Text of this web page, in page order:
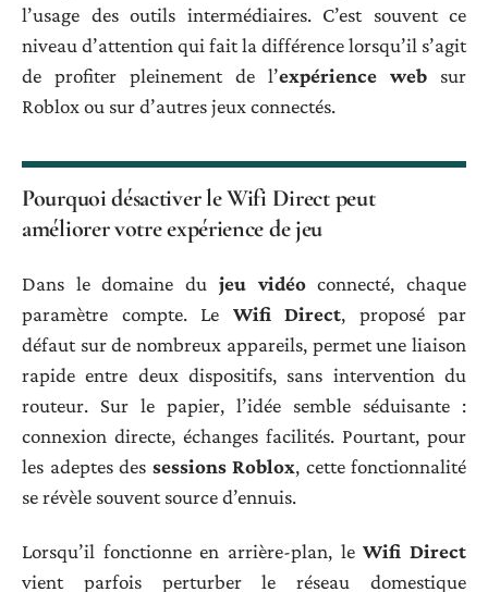
l’usage des outils intermédiaires. C’est souvent ce
niveau d’attention qui fait la différence lorsqu’il s’agit
de profiter pleinement de l’expérience web sur
Roblox ou sur d’autres jeux connectés.
Pourquoi désactiver le Wifi Direct peut
améliorer votre expérience de jeu
Dans le domaine du jeu vidéoconnecté, chaque
paramètre compte. Le Wifi Direct, proposé par
défaut sur de nombreux appareils, permet une liaison
rapide entre deux dispositifs, sans intervention du
routeur. Sur le papier, l’idée semble séduisante :
connexion directe, échanges facilités. Pourtant, pour
les adeptes des sessions Roblox, cette fonctionnalité
se révèle souvent source d’ennuis.
Lorsqu’il fonctionne en arrière-plan, leWifi Direct
vient parfois perturber le réseau domestique